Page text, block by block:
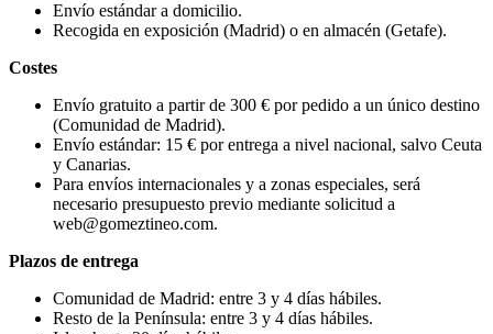
Envío estándar a domicilio.
Recogida en exposición (Madrid) o en almacén (Getafe).
Costes
Envío gratuito a partir de 300 € por pedido a un único destino
(Comunidad de Madrid).
Envío estándar: 15 € por entrega a nivel nacional, salvo Ceuta
y Canarias.
Para envíos internacionales y a zonas especiales, será
necesario presupuesto previo mediante solicitud a
web@gomeztineo.com.
Plazos de entrega
Comunidad de Madrid: entre 3 y 4 días hábiles.
Resto de la Península: entre 3 y 4 días hábiles.